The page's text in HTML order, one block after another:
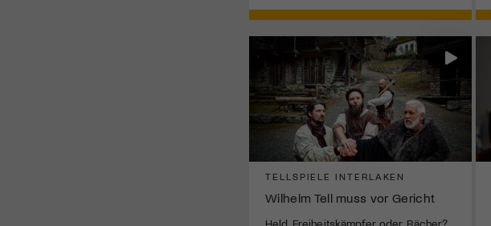
TELLSPIELE INTERLAKEN
Wilhelm Tell muss vor Gericht
Held, Freiheitskämpfer oder Rächer?